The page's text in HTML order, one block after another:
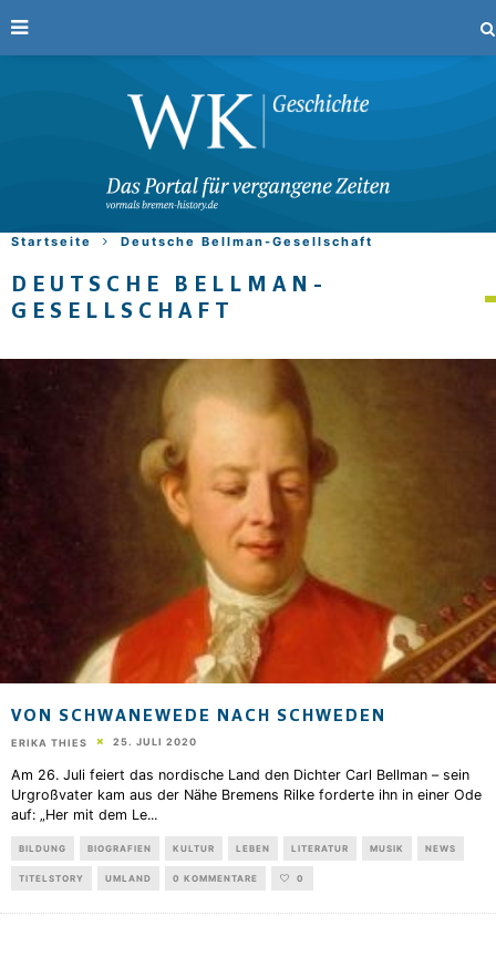
Startseite Deutsche Bellman-Gesellschaft
DEUTSCHE BELLMAN-
GESELLSCHAFT
VON SCHWANEWEDE NACH SCHWEDEN
ERIKA THIES 25. JULI 2020
Am 26. Juli feiert das nordische Land den Dichter Carl Bellman – sein
Urgroßvater kam aus der Nähe Bremens Rilke forderte ihn in einer Ode
auf: „Her mit dem Le...
BILDUNG BIOGRAFIEN KULTUR LEBEN LITERATUR MUSIK NEWS
TITELSTORY UMLAND 0 KOMMENTARE 0